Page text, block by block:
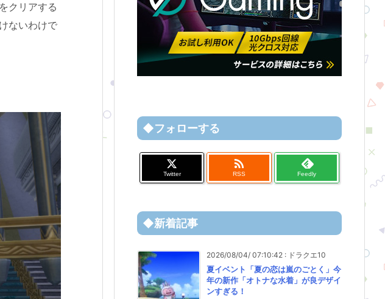
クリアする
ないわけで
◆フォローする
Twitter

RSS Feedly
◆新着記事
2026/08/04/ 07:10:42 : ドラクエ10
夏イベント「夏の恋は嵐のごとく」今
年の新作「オトナな水着」が良デザイ
ンすぎる！